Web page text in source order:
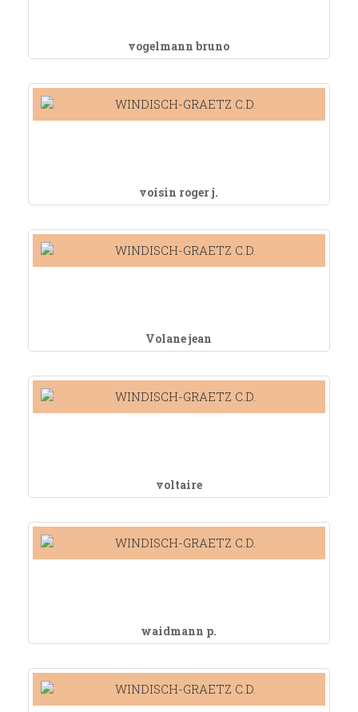
vogelmann bruno
voisin roger j.
Volane jean
voltaire
waidmann p.